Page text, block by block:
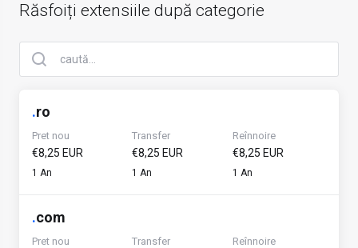
Răsfoiți extensiile după categorie
.ro
Pret nou
€8,25 EUR
1 An
Transfer
€8,25 EUR
1 An
Reînnoire
€8,25 EUR
1 An
.com
Pret nou Transfer Reînnoire